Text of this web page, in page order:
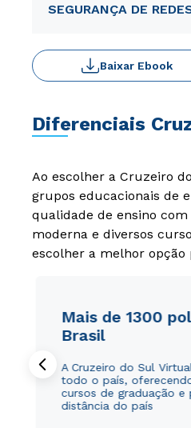
SEGURANÇA DE
Baixar Ebook
Diferenciais
Ao escolher a Cruzeiro
grupos educacionais de
qualidade de ensino
moderna e diversos
escolher a melhor
Mais de 1300
Brasil
A Cruzeiro do Sul
todo o país,
cursos de graduação e
distância do país